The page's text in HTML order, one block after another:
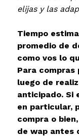
elijas y las
Tiempo
promedio de
como vos lo
Para compras
luego de
anticipado. Si
en particular,
compra o
de wap antes